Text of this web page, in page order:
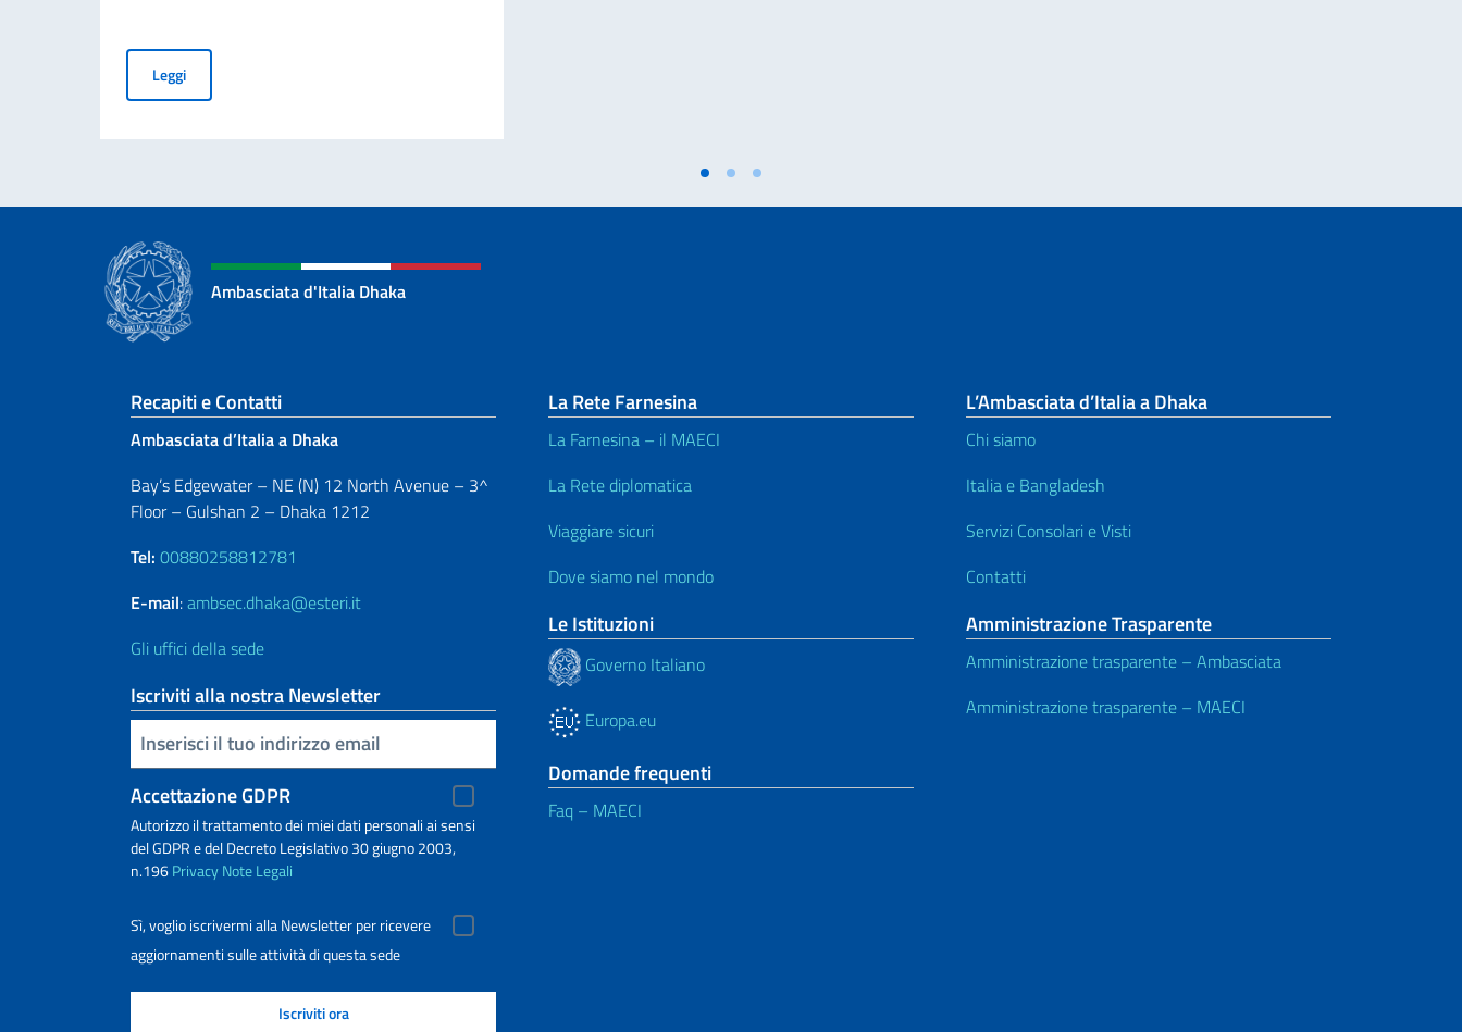
LeggiMESSAGGIO DEL VICE PRESIDENTE DEL CONSIGLIO DEI MINISTRI E MINISTRO DEGLI AFFARI ESTERI E DELLA COOPERAZIONE INTERNAZIONALE, ON. ANTONIO TAJANI, IN OCCASIONE DEL
Ambasciata d'Italia Dhaka
Sezione footer
Recapiti e Contatti
Ambasciata d’Italia a Dhaka
Bay’s Edgewater – NE (N) 12 North Avenue – 3^
Floor – Gulshan 2 – Dhaka 1212
Tel: 00880258812781
E-mail:ambsec.dhaka@esteri.it
Gli uffici della sede
Iscriviti alla nostra Newsletter
Inserisci la tua email
Accettazione GDPR
Autorizzo il trattamento dei miei dati personali ai sensi
del GDPR e del Decreto Legislativo 30 giugno 2003,
n.196PrivacyNote Legali
Sì, voglio iscrivermi alla Newsletter per ricevere
aggiornamenti sulle attività di questa sede
La Rete Farnesina
La Farnesina – il MAECI
La Rete diplomatica
Viaggiare sicuri
Dove siamo nel mondo
Le Istituzioni
Governo Italiano
Europa.eu
Domande frequenti
Faq – MAECI
L’Ambasciata d’Italia a Dhaka
Chi siamo
Italia e Bangladesh
Servizi Consolari e Visti
Contatti
Amministrazione Trasparente
Amministrazione trasparente – Ambasciata
Amministrazione trasparente – MAECI